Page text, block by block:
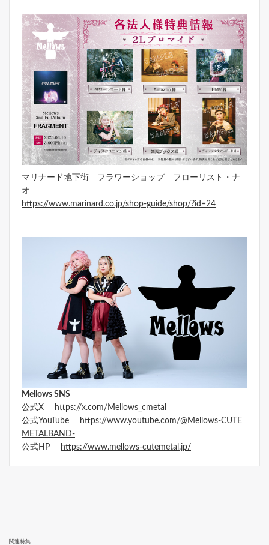
マリナード地下街 フラワーショップ フローリスト・ナ
オ
https://www.marinard.co.jp/shop-guide/shop/?id=24
Mellows SNS
公式X
https://x.com/Mellows_cmetal
公式YouTube
https://www.youtube.com/@Mellows-CUTE
METALBAND-
公式HP
https://www.mellows-cutemetal.jp/
関連特集